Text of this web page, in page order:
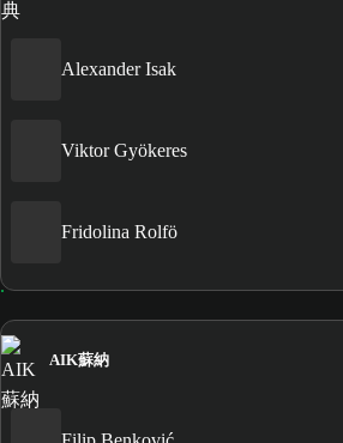
Alexander Isak
Viktor Gyökeres
Fridolina Rolfö
AIK蘇納